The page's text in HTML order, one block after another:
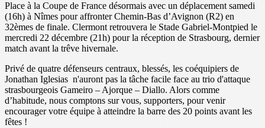
Place à la Coupe de France désormais avec un déplacement samedi
(16h) à Nîmes pour affronter Chemin-Bas d’Avignon (R2) en
32èmes de finale. Clermont retrouvera le Stade Gabriel-Montpied le
mercredi 22 décembre (21h) pour la réception de Strasbourg, dernier
match avant la trêve hivernale.
Privé de quatre défenseurs centraux, blessés, les coéquipiers de
Jonathan Iglesias n'auront pas la tâche facile face au trio d'attaque
strasbourgeois Gameiro – Ajorque – Diallo. Alors comme
d’habitude, nous comptons sur vous, supporters, pour venir
encourager votre équipe à atteindre la barre des 20 points avant les
fêtes !